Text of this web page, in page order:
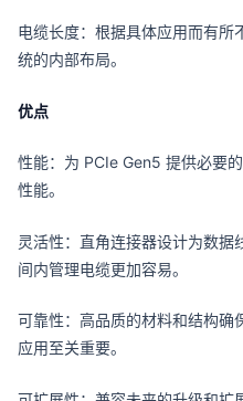
电缆长度：根据具体应用而有所
统的内部布局。
优点
性能：为 PCIe Gen5 提供必要
性能。
灵活性：直角连接器设计为数据
间内管理电缆更加容易。
可靠性：高品质的材料和结构确
应用至关重要。